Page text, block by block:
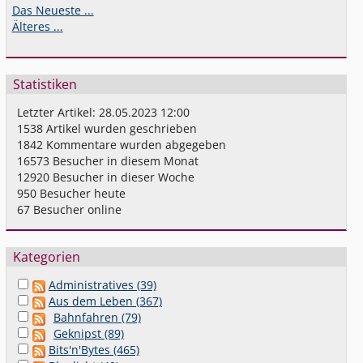
Das Neueste ...
Älteres ...
Statistiken
Letzter Artikel:28.05.2023 12:00
1538 Artikel wurden geschrieben
1842 Kommentare wurden abgegeben
16573 Besucher in diesem Monat
12920 Besucher in dieser Woche
950 Besucher heute
67 Besucher online
Kategorien
Administratives (39)
Aus dem Leben (367)
Bahnfahren (79)
Geknipst (89)
Bits'n'Bytes (465)